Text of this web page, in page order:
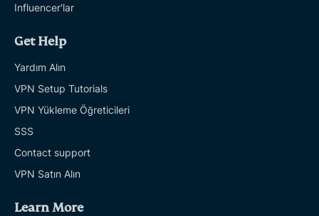
Influencer'lar
Get Help
Yardım Alın
VPN Setup Tutorials
VPN Yükleme Öğreticileri
SSS
Contact support
VPN Satın Alın
Learn More